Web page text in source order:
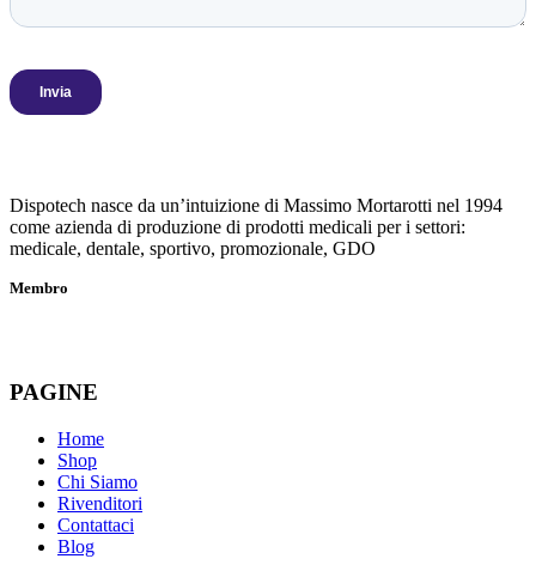
Dispotech nasce da un’intuizione di Massimo Mortarotti nel 1994
come azienda di produzione di prodotti medicali per i settori:
medicale, dentale, sportivo, promozionale, GDO
Membro
PAGINE
Home
Shop
Chi Siamo
Rivenditori
Contattaci
Blog